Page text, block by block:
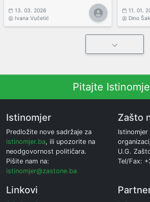
13. 03. 2026
Ivana Vučetić
11. 01.
Dino
Pitajte
Istinomjer
Predložite nove sadržaje za
istinomjer.ba, ili upozorite na
neodgovornost političara.
Pišite nam na:
istinomjer@zastone.ba
Zašto
Istinomjer
U.G.
Tel/Fax:
Linkovi